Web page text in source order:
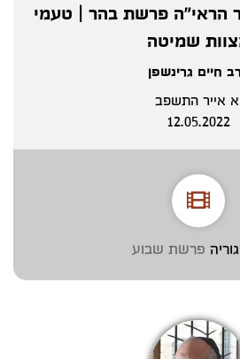
הראי"ה פרשת בהר | טעמי
שמיטה
חיים גרינשפן
אייר התשפב
12.05.2022
פרשת שבוע